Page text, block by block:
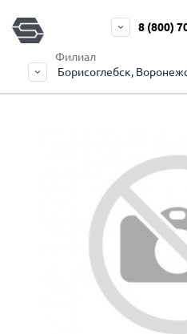
Филиал
Борисоглебск,
8 (800)